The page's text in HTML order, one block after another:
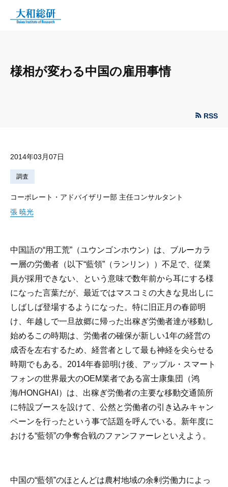
様相が変わる中国の雇用事情
RSS
2014年03月07日
調査
コーポレート・アドバイザリー部 主任コンサルタント
張 暁光
中国語の“用工荒”（ユウンゴンホウン）は、ブルーカラ
ー層の労働者（以下“藍領”（ランリン））不足で、従業
員が採用できない、という意味で数年前から耳にする様
になった言葉だが、最近ではマスコミの大きな見出しに
しばしば登場するようになった。特に旧正月の春節明
け、年越しで一旦故郷に帰った出稼ぎ労働者達が移動し
始めるこの時期は、労働者の確保が新しい1年の経営の
成否を左右するため、経営者として最も神経を尖らせる
時期でもある。2014年春節明け後、アップル・スマート
フォンの世界最大のOEM業者である富士康集団（鸿
海/HONGHAI）は、出稼ぎ労働者の主要な移動交通箇所
に特設ブースを設けて、公然と労働者の引き込みキャン
ペーンを行ったという事で話題を呼んでいる。新年度に
おける“藍領”の争奪合戦のファンファーレといえよう。
中国の“藍領”のほとんどは農村地域の余剰労働力によっ